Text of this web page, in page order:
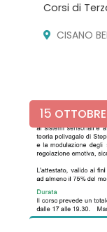
Corsi di
CISANO
15 OTTOBRE